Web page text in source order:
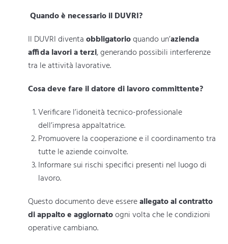
Quando è necessario il DUVRI?
Il DUVRI diventaobbligatorioquando un’azienda
affida lavori a terzi, generando possibili interferenze
tra le attività lavorative.
Cosa deve fare il datore di lavoro committente?
Verificare l’idoneità tecnico-professionale
dell’impresa appaltatrice.
Promuovere la cooperazione e il coordinamento tra
tutte le aziende coinvolte.
Informare sui rischi specifici presenti nel luogo di
lavoro.
Questo documento deve essereallegato al contratto
di appalto e aggiornatoogni volta che le condizioni
operative cambiano.